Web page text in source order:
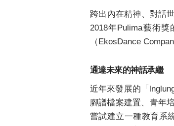
2018年Pulima藝術
（EkosDance
近年來發展的「
腳譜檔案建置、青年
嘗試建立一種教育系
程，而非肯定句般的